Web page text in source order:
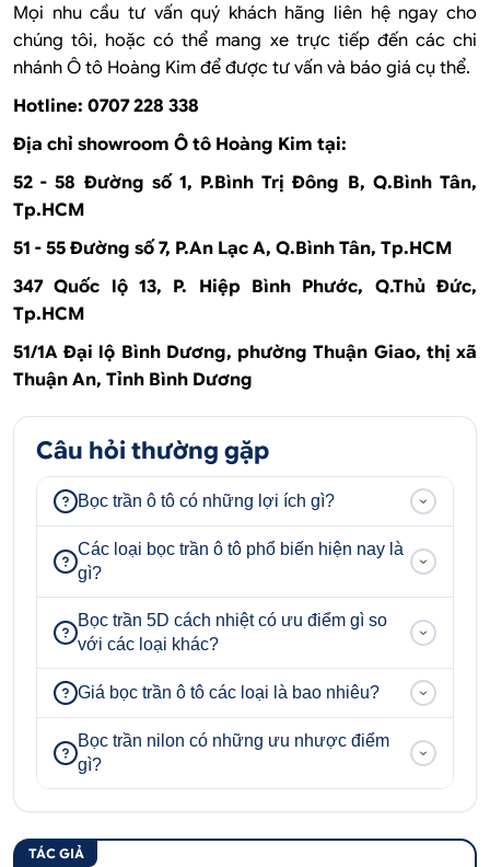
Mọi nhu cầu tư vấn quý khách hãng liên hệ ngay cho
chúng tôi, hoặc có thể mang xe trực tiếp đến các chi
nhánh Ô tô Hoàng Kim để được tư vấn và báo giá cụ thể.
Hotline: 0707 228 338
Địa chỉ showroom Ô tô Hoàng Kim tại:
52 - 58 Đường số 1, P.Bình Trị Đông B, Q.Bình Tân,
Tp.HCM
51 - 55 Đường số 7, P.An Lạc A, Q.Bình Tân, Tp.HCM
347 Quốc lộ 13, P. Hiệp Bình Phước, Q.Thủ Đức,
Tp.HCM
51/1A Đại lộ Bình Dương, phường Thuận Giao, thị xã
Thuận An, Tỉnh Bình Dương
Câu hỏi thường gặp
Bọc trần ô tô có những lợi ích gì?
Các loại bọc trần ô tô phổ biến hiện nay là
gì?
Bọc trần 5D cách nhiệt có ưu điểm gì so
với các loại khác?
Giá bọc trần ô tô các loại là bao nhiêu?
Bọc trần nilon có những ưu nhược điểm
gì?
TÁC GIẢ